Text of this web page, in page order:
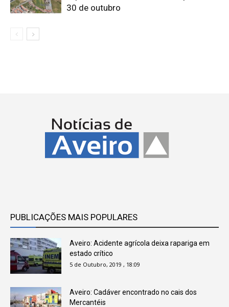
30 de outubro
PUBLICAÇÕES MAIS POPULARES
Aveiro: Acidente agrícola deixa rapariga em
estado crítico
5 de Outubro, 2019 , 18:09
Aveiro: Cadáver encontrado no cais dos
Mercantéis